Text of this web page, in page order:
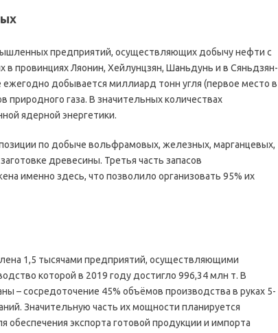
предприятий, осуществляющих добычу нефти с
провинциях Ляонин, Хейлунцзян, Шаньдунь и в Сяньдзян-
ежегодно добывается миллиард тонн угля (первое место в
газа. В значительных количествах
ядерной энергетики.
по добыче вольфрамовых, железных, марганцевых,
древесины. Третья часть запасов
именно здесь, что позволило организовать 95% их
1,5 тысячами предприятий, осуществляющими
которой в 2019 году достигло 996,34 млн т. В
– сосредоточение 45% объёмов производства в руках 5-
Значительную часть их мощности планируется
обеспечения экспорта готовой продукции и импорта